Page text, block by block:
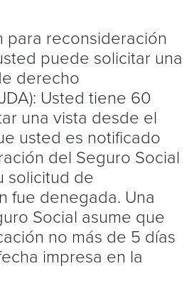
para reconsideración
puede solicitar una
derecho
Usted tiene 60
una vista desde el
usted es notificado
del Seguro Social
solicitud de
fue denegada. Una
Social asume que
no más de 5 días
impresa en la